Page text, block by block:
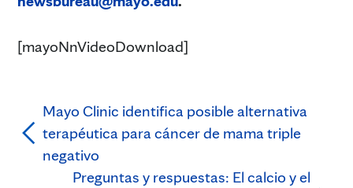
[mayoNnVideoDownload]
Mayo Clinic identifica posible alternativa
terapéutica para cáncer de mama triple
negativo
Preguntas y respuestas: El calcio y el